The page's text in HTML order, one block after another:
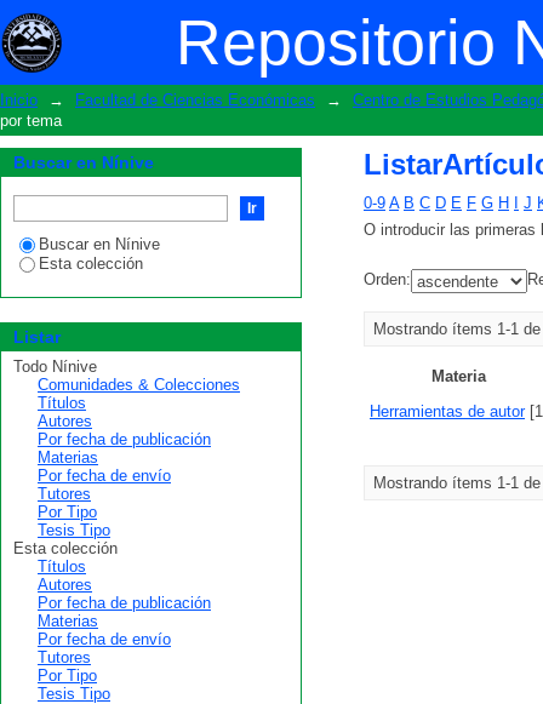
Repositorio
ListarArtículos-CEP-LabTE por tema
Inicio → Facultad de Ciencias Económicas →
Centro de Estudios
por tema
0-9 A B C D E F G H J
O introducir las primeras
Orden:
Mostrando ítems 1-1
Materia
Herramientas de autor
Mostrando ítems 1-1
Buscar en Nínive
Buscar en Nínive
Esta colección
Listar
Todo Nínive
Comunidades & Colecciones
Títulos
Autores
Por fecha de publicación
Materias
Por fecha de envío
Tutores
Por Tipo
Tesis Tipo
Esta colección
Títulos
Autores
Por fecha de publicación
Materias
Por fecha de envío
Tutores
Por Tipo
Tesis Tipo